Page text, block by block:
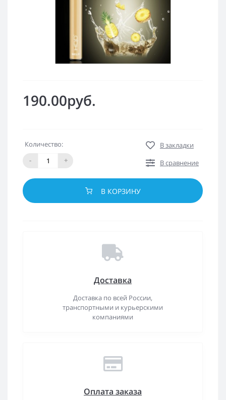
190.00руб.
Количество:
-
+
В закладки
В сравнение
В КОРЗИНУ
Доставка
Доставка по всей России,
транспортными и курьерскими
компаниями
Оплата заказа